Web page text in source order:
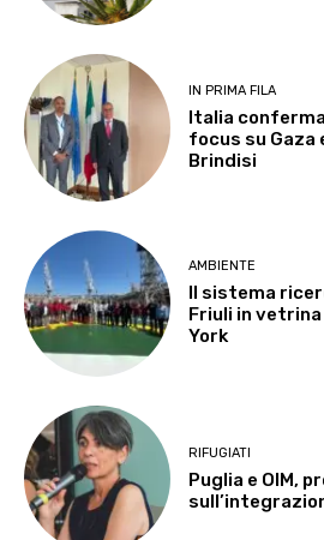
IN PRIMA FILA
Italia
focus su Gaza
Brindisi
AMBIENTE
Il sistema
Friuli in
York
RIFUGIATI
Puglia e OIM,